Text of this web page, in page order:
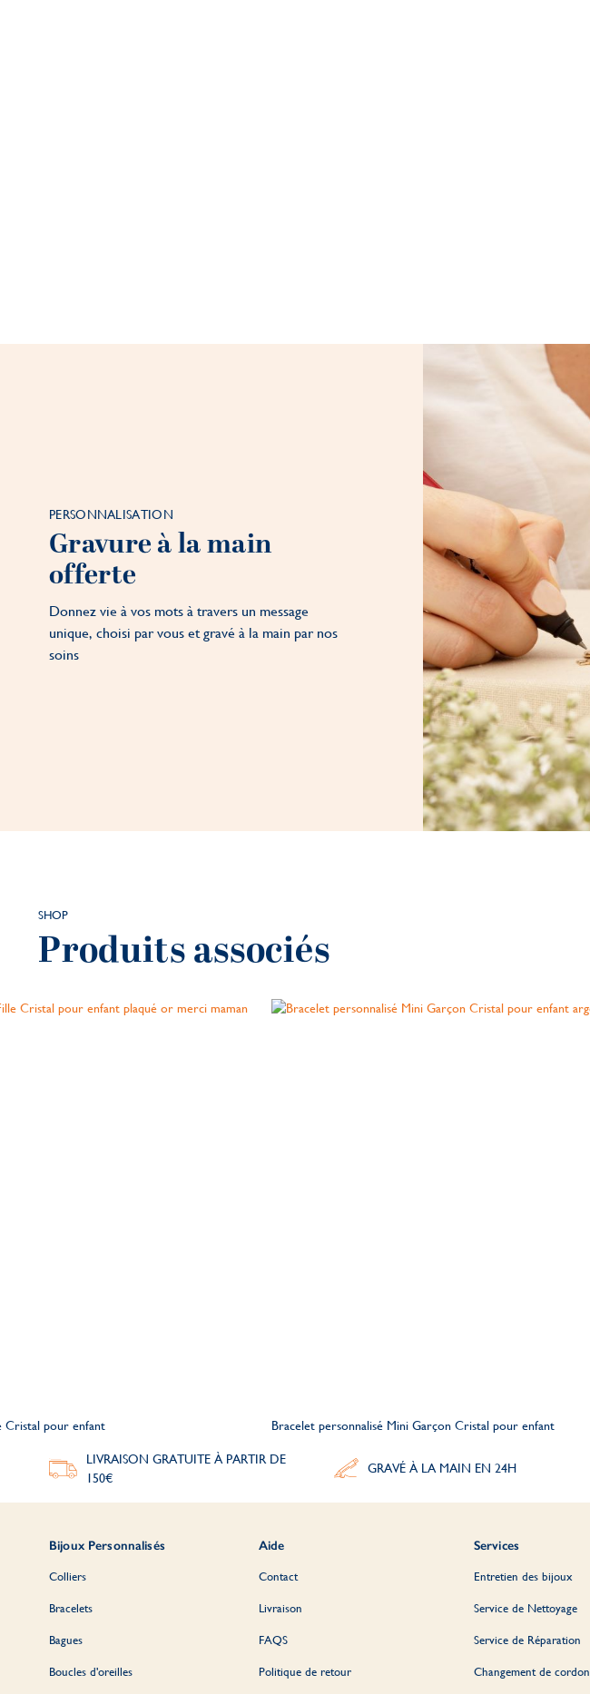
PERSONNALISATION
Gravure à la main
offerte
Donnez vie à vos mots à travers un message
unique, choisi par vous et gravé à la main par nos
soins
SHOP
Produits associés
Cristal pour enfant Bracelet personnalisé Mini Garçon Cristal pour enfant
LIVRAISON GRATUITE À PARTIR DE
150€
GRAVÉ À LA MAIN EN 24H
Bijoux Personnalisés
Colliers
Bracelets
Bagues
Boucles d'oreilles
Aide
Contact
Livraison
FAQS
Politique de retour
Services
Entretien des bijoux
Service de Nettoyage
Service de Réparation
Changement de cordon